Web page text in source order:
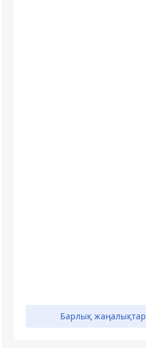
Барлық жаңалықтар